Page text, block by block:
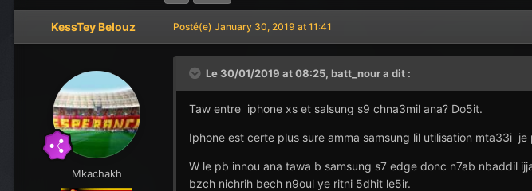
KessTey Belouz
Mkachakh
Posté(e) January 30, 2019 at 11:41
Le 30/01/2019 at 08:25, batt_noura dit :
Taw entre iphone xs et salsung s9 chna3mil ana? Do5it.
Iphone est certe plus sure amma samsung lil utilisation mta33i je
W le pb innou ana tawa b samsung s7 edge donc n7ab nbaddil
bzch nichrih bech n9oul ye ritni 5dhit le5ir.